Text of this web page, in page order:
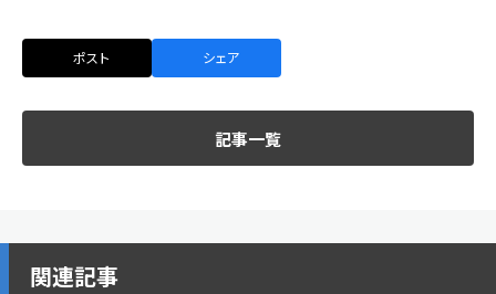
ポスト シェア
記事一覧
関連記事